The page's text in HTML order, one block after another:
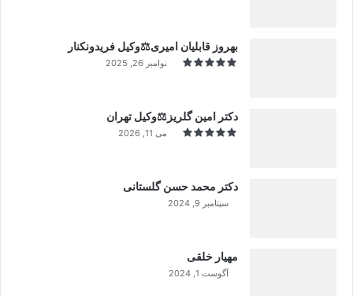
بهروز قابلیان امیری⚖️وکیل فریدونکنار
نوامبر 26, 2025
دکتر امین گلریز⚖️وکیل تهران
می 11, 2026
دکتر محمد حسن گلستانی
سپتامبر 9, 2024
مهیار خلقی
آگوست 1, 2024